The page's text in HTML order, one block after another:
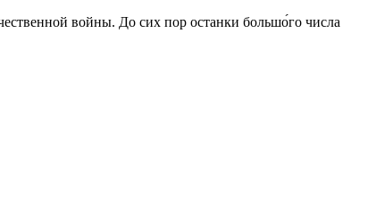
войны. До сих пор останки большо́го числа